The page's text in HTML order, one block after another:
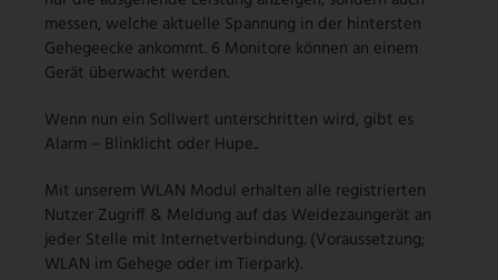
messen, welche aktuelle Spannung in der hintersten
Gehegeecke ankommt. 6 Monitore können an einem
Gerät überwacht werden.
Wenn nun ein Sollwert unterschritten wird, gibt es
Alarm – Blinklicht oder Hupe..
Mit unserem WLAN Modul erhalten alle registrierten
Nutzer Zugriff & Meldung auf das Weidezaungerät an
jeder Stelle mit Internetverbindung. (Voraussetzung;
WLAN im Gehege oder im Tierpark).